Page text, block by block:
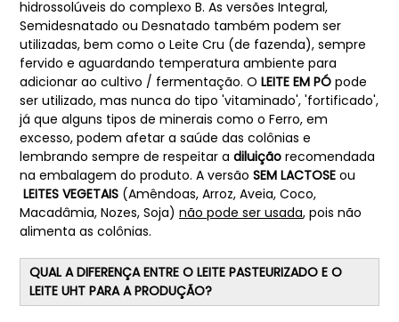
hidrossolúveis do complexo B. As versões Integral,
Semidesnatado ou Desnatado também podem ser
utilizadas, bem como o Leite Cru (de fazenda), sempre
fervido e aguardando temperatura ambiente para
adicionar ao cultivo / fermentação. O LEITE EM PÓ pode
ser utilizado, mas nunca do tipo 'vitaminado', 'fortificado',
já que alguns tipos de minerais como o Ferro, em
excesso, podem afetar a saúde das colônias e
lembrando sempre de respeitar a diluição recomendada
na embalagem do produto. A versão SEM LACTOSE ou
LEITES VEGETAIS (Amêndoas, Arroz, Aveia, Coco,
Macadâmia, Nozes, Soja) não pode ser usada, pois não
alimenta as colônias.
QUAL A DIFERENÇA ENTRE O LEITE PASTEURIZADO E O
LEITE UHT PARA A PRODUÇÃO?